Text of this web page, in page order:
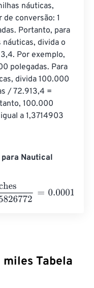
náuticas,
conversão: 1
Portanto, para
divida o
Por exemplo,
polegadas. Para
divida 100.000
/ 72.913,4 =
100.000
a 1,3714903
Nautical
=0.0001371
Tabela